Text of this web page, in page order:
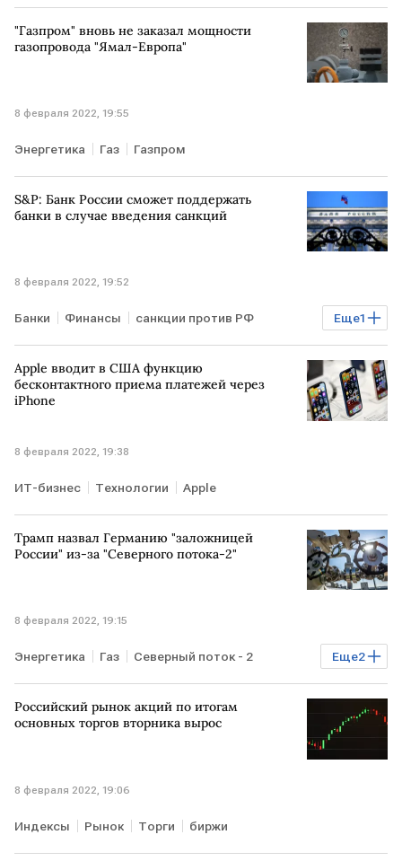
Совкомбанк Экономика ESG
"Газпром" вновь не заказал мощности
газопровода "Ямал-Европа"
8 февраля 2022, 19:55
Энергетика Газ Газпром
S&P: Банк России сможет поддержать
банки в случае введения санкций
8 февраля 2022, 19:52
Еще1
Банки Финансы санкции против РФ
Банк России
Apple вводит в США функцию
бесконтактного приема платежей через
iPhone
8 февраля 2022, 19:38
ИТ-бизнес Технологии Apple
Трамп назвал Германию "заложницей
России" из-за "Северного потока-2"
8 февраля 2022, 19:15
Еще2
Энергетика Газ Северный поток - 2
РОССИЯ ГЕРМАНИЯ Дональд Трамп
Российский рынок акций по итогам
основных торгов вторника вырос
8 февраля 2022, 19:06
Индексы Рынок Торги биржи